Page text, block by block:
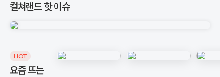
컬쳐랜드 핫 이슈
HOT
요즘 뜨는